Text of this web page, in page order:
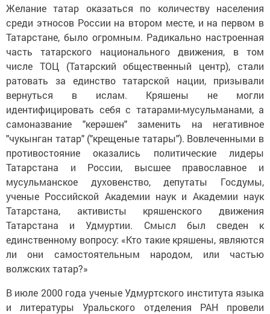
Желание татар оказаться по количеству населения
среди этносов России на втором месте, и на первом в
Татарстане, было огромным. Радикально настроенная
часть татарского национального движения, в том
числе ТОЦ (Татарский общественный центр), стали
ратовать за единство татарской нации, призывали
вернуться в ислам. Кряшены не могли
идентифицировать себя с татарами-мусульманами, а
самоназвание "керәшен" заменить на негативное
"чукынган татар" ("крещеные татары"). Вовлеченными в
противостояние оказались политические лидеры
Татарстана и России, высшее православное и
мусульманское духовенство, депутаты Госдумы,
ученые Российской Академии наук и Академии наук
Татарстана, активисты кряшенского движения
Татарстана и Удмуртии. Смысл был сведен к
единственному вопросу: «Кто такие кряшены, являются
ли они самостоятельным народом, или частью
волжских татар?»
В июле 2000 года ученые Удмуртского института языка
и литературы Уральского отделения РАН провели